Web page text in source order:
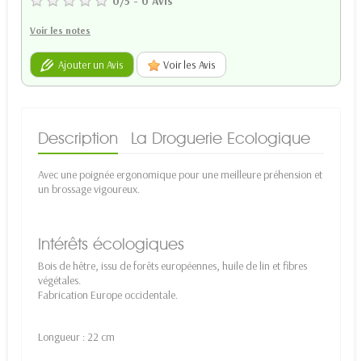
Voir les notes
Ajouter un Avis Voir les Avis
Description La Droguerie Ecologique
Avec une poignée ergonomique pour une meilleure préhension et
un brossage vigoureux.
Intérêts écologiques
Bois de hêtre, issu de forêts européennes, huile de lin et fibres
végétales.
Fabrication Europe occidentale.
Longueur : 22 cm